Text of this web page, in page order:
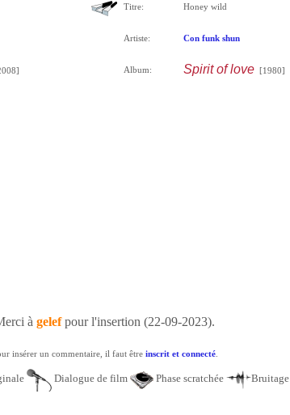
Titre: Honey wild
Artiste: Con funk shun
Album: Spirit of love[1980]
à gelefpour l'insertion (22-09-2023).
insérer un commentaire, il faut être inscrit et connecté.
Dialogue de film Phase scratchée Bruitage